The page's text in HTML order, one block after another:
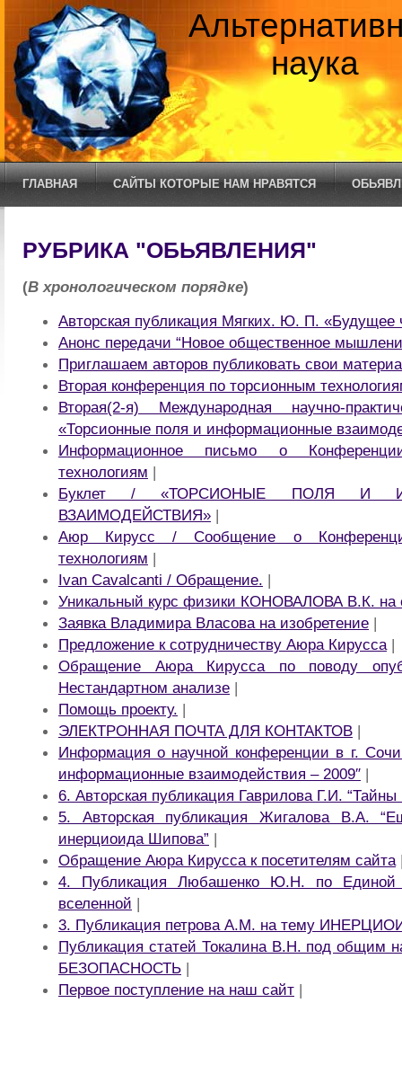
наука
ГЛАВНАЯ САЙТЫ КОТОРЫЕ НАМ НРАВЯТСЯ
РУБРИКА "ОБЬЯВЛЕНИЯ"
(В хронологическом порядке)
Авторская публикация Мягких. Ю. П. «Будущее
Анонс передачи “Новое общественное
Приглашаем авторов публиковать свои
Вторая конференция по торсионным
Вторая(2-я) Международная научно-
«Торсионные поля и информационные
Информационное письмо о
технологиям |
Буклет / «ТОРСИОНЫЕ ПОЛЯ И
ВЗАИМОДЕЙСТВИЯ» |
Аюр Кирусс / Сообщение о
технологиям |
Ivan Cavalcanti / Обращение. |
Уникальный курс физики КОНОВАЛОВА В.К. на
Заявка Владимира Власова на изобретение |
Предложение к сотрудничеству Аюра Кирусса|
Обращение Аюра Кирусса по поводу
Нестандартном анализе |
Помощь проекту. |
ЭЛЕКТРОННАЯ ПОЧТА ДЛЯ КОНТАКТОВ |
Информация о научной конференции в г.
информационные взаимодействия – 2009″ |
6. Авторская публикация Гаврилова Г.И. “Тайны
5. Авторская публикация Жигалова В.А.
инерциоида Шипова” |
Обращение Аюра Кирусса к посетителям сайта
4. Публикация Любашенко Ю.Н. по Единой
вселенной |
3. Публикация петрова А.М. на тему
Публикация статей Токалина В.Н. под общим
БЕЗОПАСНОСТЬ |
Первое поступление на наш сайт |